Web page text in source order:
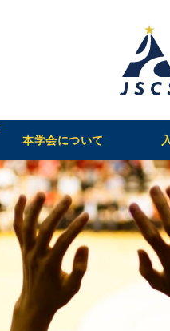
本学会について